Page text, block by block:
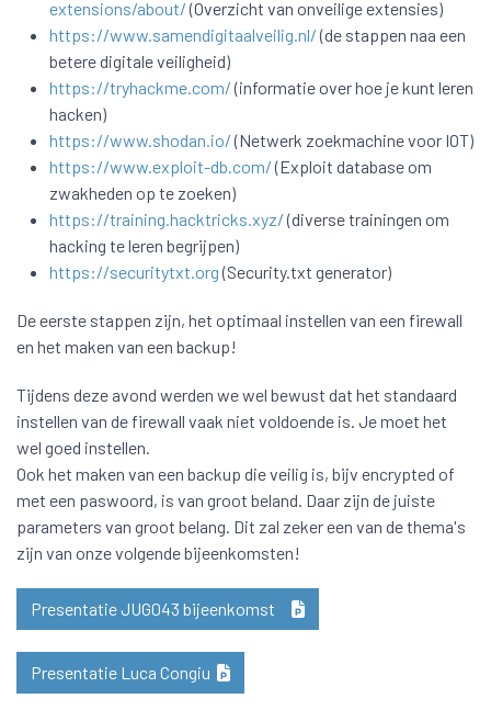
extensions/about/(Overzicht van onveilige extensies)
https://www.samendigitaalveilig.nl/(de stappen naa een
betere digitale veiligheid)
https://tryhackme.com/(informatie over hoe je kunt leren
hacken)
https://www.shodan.io/(Netwerk zoekmachine voor IOT)
https://www.exploit-db.com/(Exploit database om
zwakheden op te zoeken)
https://training.hacktricks.xyz/(diverse trainingen om
hacking te leren begrijpen)
https://securitytxt.org(Security.txt generator)
De eerste stappen zijn, het optimaal instellen van een firewall
en het maken van een backup!
Tijdens deze avond werden we wel bewust dat het standaard
instellen van de firewall vaak niet voldoende is. Je moet het
wel goed instellen.
Ook het maken van een backup die veilig is, bijv encrypted of
met een paswoord, is van groot beland. Daar zijn de juiste
parameters van groot belang. Dit zal zeker een van de thema's
zijn van onze volgende bijeenkomsten!
Presentatie JUG043 bijeenkomst
Presentatie Luca Congiu